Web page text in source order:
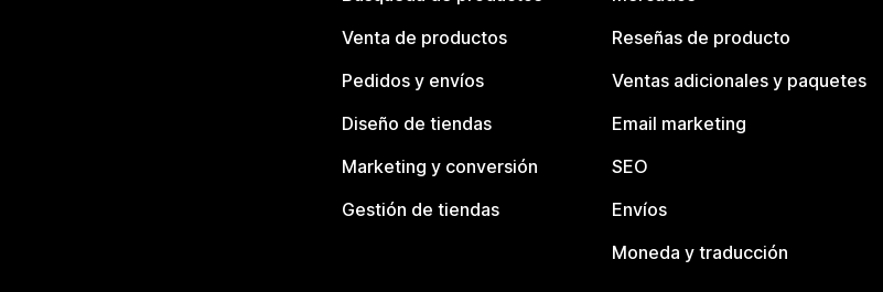
Venta de productos
Pedidos y envíos
Diseño de tiendas
Marketing y conversión
Gestión de tiendas
Reseñas de producto
Ventas adicionales y paquetes
Email marketing
SEO
Envíos
Moneda y traducción